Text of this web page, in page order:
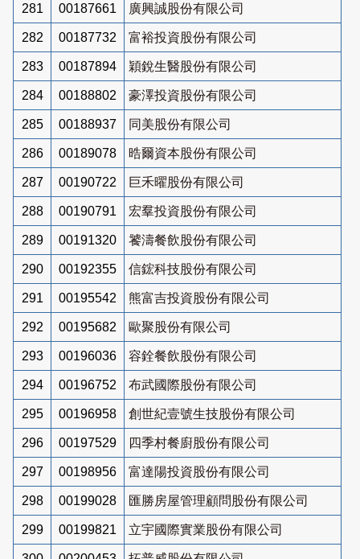
281 00187661 廣興誠股份有限公司
282 00187732 富裕投資股份有限公司
283 00187894 穎銳生醫股份有限公司
284 00188802 豪澤投資股份有限公司
285 00188937 同美股份有限公司
286 00189078 晧爾資本股份有限公司
287 00190722 巨禾曜股份有限公司
288 00190791 宏羣投資股份有限公司
289 00191320 饕濤餐飲股份有限公司
290 00192355 信鋐科技股份有限公司
291 00195542 熊富吉投資股份有限公司
292 00195682 歐聚股份有限公司
293 00196036 容銓餐飲股份有限公司
294 00196752 布武國際股份有限公司
295 00196958 創世紀壹號生技股份有限公司
296 00197529 四季村餐廚股份有限公司
297 00198956 富達陽投資股份有限公司
298 00199028 匯勝房屋管理顧問股份有限公司
299 00199821 立宇國際實業股份有限公司